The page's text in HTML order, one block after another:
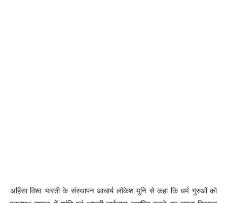
अहिंसा विश्व भारती के संस्थापन आचार्य लोकेश मुनि से कहा कि धर्म गुरुओं को